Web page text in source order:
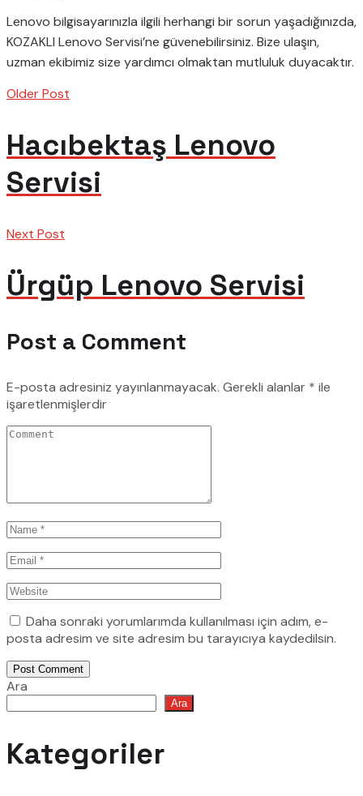
Lenovo bilgisayarınızla ilgili herhangi bir sorun yaşadığınızda,
KOZAKLI Lenovo Servisi’ne güvenebilirsiniz. Bize ulaşın,
uzman ekibimiz size yardımcı olmaktan mutluluk duyacaktır.
Older Post
Hacıbektaş Lenovo
Servisi
Next Post
Ürgüp Lenovo Servisi
Post a Comment
E-posta adresiniz yayınlanmayacak. Gerekli alanlar * ile
işaretlenmişlerdir
Daha sonraki yorumlarımda kullanılması için adım, e-
posta adresim ve site adresim bu tarayıcıya kaydedilsin.
Post Comment
Ara
Ara
Kategoriler